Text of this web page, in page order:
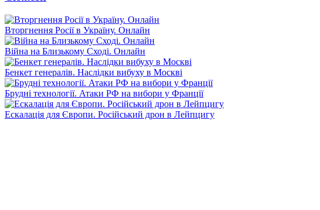
Вторгнення Росії в Україну. Онлайн
Війна на Близькому Сході. Онлайн
Бенкет генералів. Наслідки вибуху в Москві
Брудні технології. Атаки РФ на вибори у Франції
Ескалація для Європи. Російський дрон в Лейпцигу